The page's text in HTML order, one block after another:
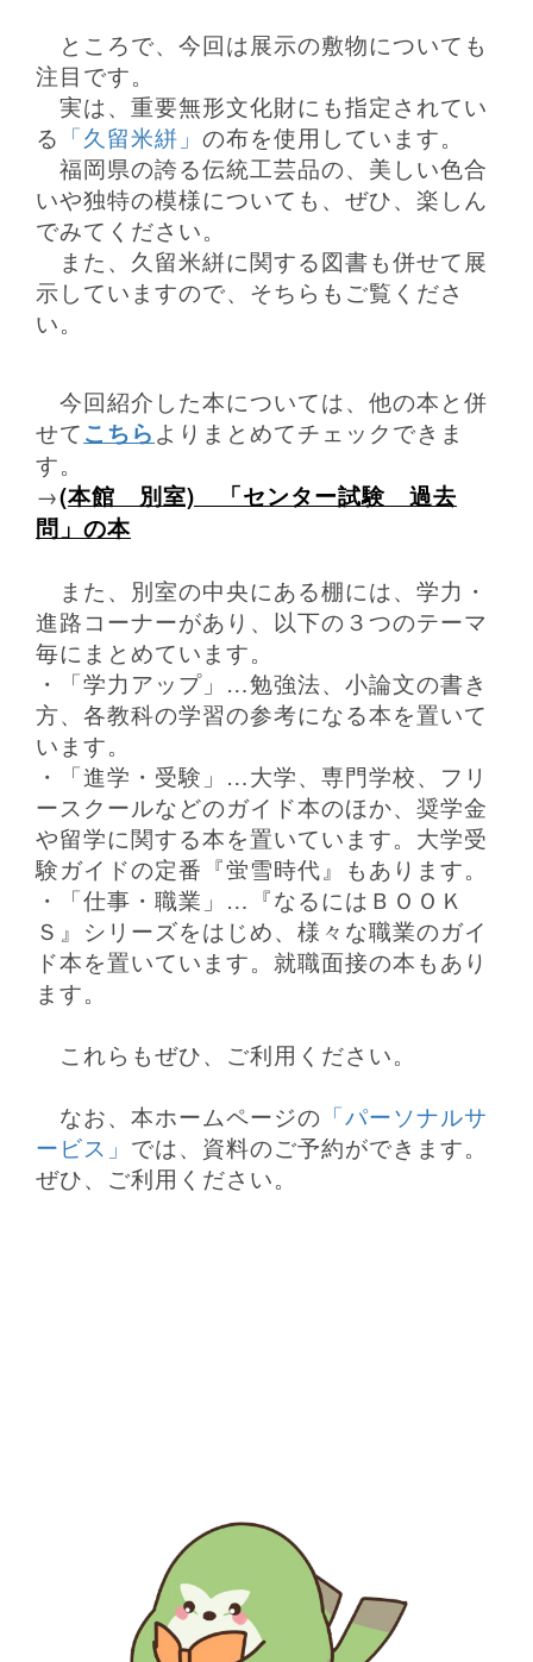
ところで、今回は展示の敷物についても
注目です。
実は、重要無形文化財にも指定されてい
る 「久留米絣」 の布を使用しています。
福岡県の誇る伝統工芸品の、美しい色合
いや独特の模様についても、ぜひ、楽しん
でみてください。
また、久留米絣に関する図書も併せて展
示していますので、そちらもご覧くださ
い。
今回紹介した本については、他の本と併
せてこちらよりまとめてチェックできま
す。
→(本館 別室) 「センター試験 過去
問」の本
また、別室の中央にある棚には、学力・
進路コーナーがあり、以下の３つのテーマ
毎にまとめています。
・「学力アップ」…勉強法、小論文の書き
方、各教科の学習の参考になる本を置いて
います。
・「進学・受験」…大学、専門学校、フリ
ースクールなどのガイド本のほか、奨学金
や留学に関する本を置いています。大学受
験ガイドの定番『蛍雪時代』もあります。
・「仕事・職業」…『なるにはＢＯＯＫ
Ｓ』シリーズをはじめ、様々な職業のガイ
ド本を置いています。就職面接の本もあり
ます。
これらもぜひ、ご利用ください。
なお、本ホームページの 「パーソナルサ
ービス」 では、資料のご予約ができます。
ぜひ、ご利用ください。